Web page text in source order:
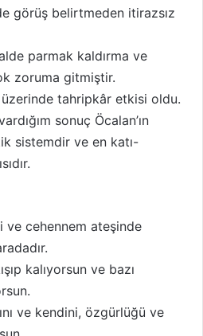
görüş belirtmeden itirazsız
parmak kaldırma ve
zoruma gitmiştir.
tahripkâr etkisi oldu.
sonuç Öcalan’ın
sistemdir ve en katı-
ve cehennem ateşinde
kalıyorsun ve bazı
ve kendini, özgürlüğü ve